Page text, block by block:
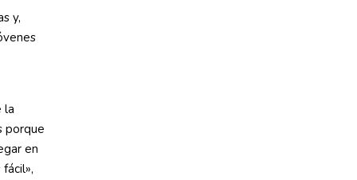
y,
la
porque
en